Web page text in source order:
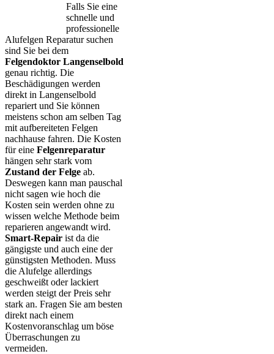
Falls Sie eine
schnelle und
professionelle
Alufelgen Reparatur suchen
sind Sie bei dem
Felgendoktor Langenselbold
genau richtig. Die
Beschädigungen werden
direkt in Langenselbold
repariert und Sie können
meistens schon am selben Tag
mit aufbereiteten Felgen
nachhause fahren. Die Kosten
für eine Felgenreparatur
hängen sehr stark vom
Zustand der Felge ab.
Deswegen kann man pauschal
nicht sagen wie hoch die
Kosten sein werden ohne zu
wissen welche Methode beim
reparieren angewandt wird.
Smart-Repair ist da die
gängigste und auch eine der
günstigsten Methoden. Muss
die Alufelge allerdings
geschweißt oder lackiert
werden steigt der Preis sehr
stark an. Fragen Sie am besten
direkt nach einem
Kostenvoranschlag um böse
Überraschungen zu
vermeiden.